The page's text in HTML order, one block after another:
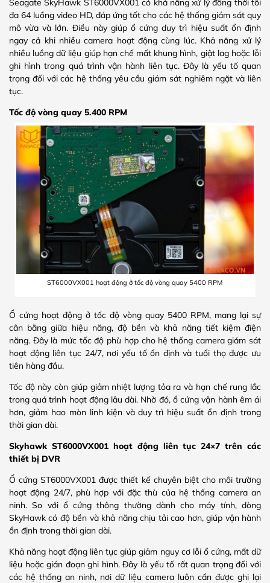
đa 64 luồng video HD, đáp ứng tốt cho các hệ thống giám sát quy
mô vừa và lớn. Điều này giúp ổ cứng duy trì hiệu suất ổn định
ngay cả khi nhiều camera hoạt động cùng lúc. Khả năng xử lý
nhiều luồng dữ liệu giúp hạn chế mất khung hình, giật lag hoặc lỗi
ghi hình trong quá trình vận hành liên tục. Đây là yếu tố quan
trọng đối với các hệ thống yêu cầu giám sát nghiêm ngặt và liên
tục.
Tốc độ vòng quay 5.400 RPM
ST6000VX001 hoạt động ở tốc độ vòng quay 5400 RPM
Ổ cứng hoạt động ở tốc độ vòng quay 5400 RPM, mang lại sự
cân bằng giữa hiệu năng, độ bền và khả năng tiết kiệm điện
năng. Đây là mức tốc độ phù hợp cho hệ thống camera giám sát
hoạt động liên tục 24/7, nơi yếu tố ổn định và tuổi thọ được ưu
tiên hàng đầu.
Tốc độ này còn giúp giảm nhiệt lượng tỏa ra và hạn chế rung lắc
trong quá trình hoạt động lâu dài. Nhờ đó, ổ cứng vận hành êm ái
hơn, giảm hao mòn linh kiện và duy trì hiệu suất ổn định trong
thời gian dài.
Skyhawk ST6000VX001 hoạt động liên tục 24×7 trên các
thiết bị DVR
Ổ cứng ST6000VX001 được thiết kế chuyên biệt cho môi trường
hoạt động 24/7, phù hợp với đặc thù của hệ thống camera an
ninh. So với ổ cứng thông thường dành cho máy tính, dòng
SkyHawk có độ bền và khả năng chịu tải cao hơn, giúp vận hành
ổn định trong thời gian dài.
Khả năng hoạt động liên tục giúp giảm nguy cơ lỗi ổ cứng, mất dữ
liệu hoặc gián đoạn ghi hình. Đây là yếu tố rất quan trọng đối với
các hệ thống an ninh, nơi dữ liệu camera luôn cần được ghi lại